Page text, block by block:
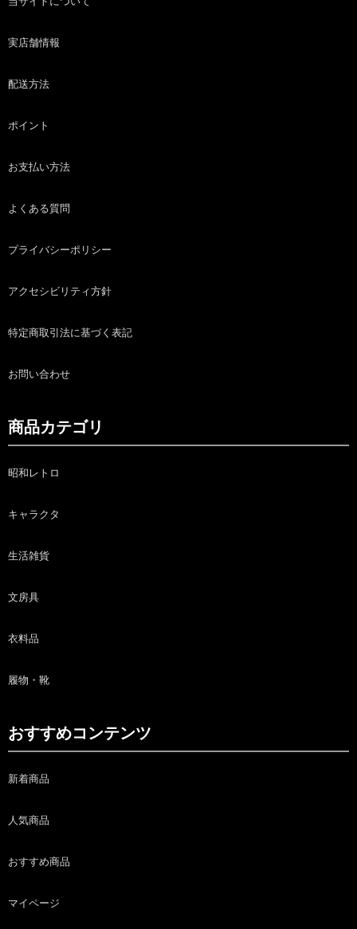
実店舗情報
配送方法
ポイント
お支払い方法
よくある質問
プライバシーポリシー
アクセシビリティ方針
特定商取引法に基づく表記
お問い合わせ
商品カテゴリ
昭和レトロ
キャラクタ
生活雑貨
文房具
衣料品
履物・靴
おすすめコンテンツ
新着商品
人気商品
おすすめ商品
マイページ